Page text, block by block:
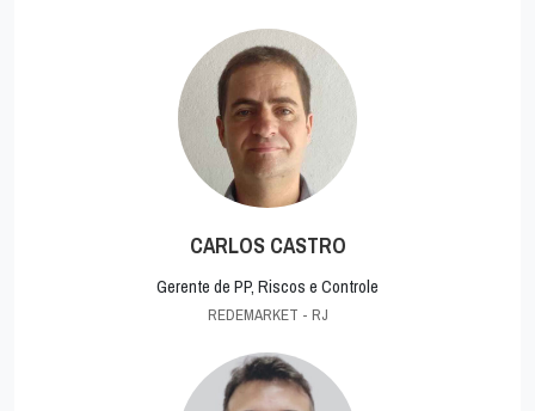
CARLOS CASTRO
Gerente de PP, Riscos e Controle
REDEMARKET - RJ